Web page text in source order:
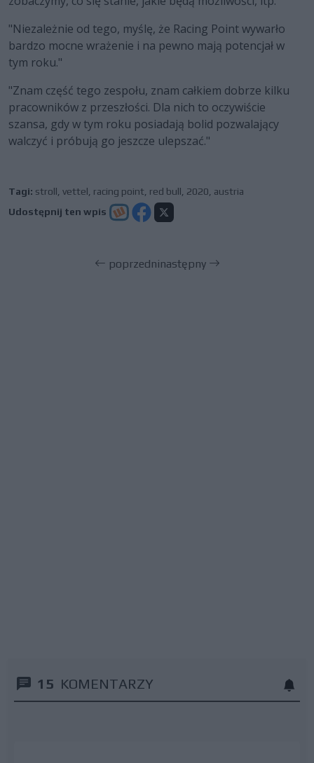
"Niezależnie od tego, myślę, że Racing Point wywarło
bardzo mocne wrażenie i na pewno mają potencjał w
tym roku."
"Znam część tego zespołu, znam całkiem dobrze kilku
pracowników z przeszłości. Dla nich to oczywiście
szansa, gdy w tym roku posiadają bolid pozwalający
walczyć i próbują go jeszcze ulepszać."
Tagi: stroll vettel racing point red bull 2020 austria
Udostępnij ten wpis
poprzedninastępny
15 KOMENTARZY